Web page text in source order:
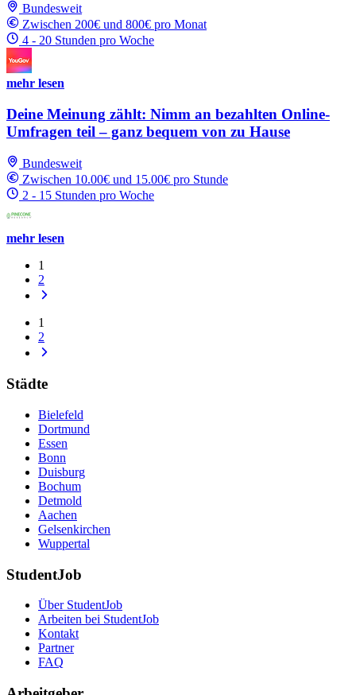
Bundesweit
Zwischen 200€ und 800€ pro Monat
4 - 20 Stunden pro Woche
mehr lesen
Deine Meinung zählt: Nimm an bezahlten Online-
Umfragen teil – ganz bequem von zu Hause
Bundesweit
Zwischen 10.00€ und 15.00€ pro Stunde
2 - 15 Stunden pro Woche
mehr lesen
1
2
1
2
Städte
Bielefeld
Dortmund
Essen
Bonn
Duisburg
Bochum
Detmold
Aachen
Gelsenkirchen
Wuppertal
StudentJob
Über StudentJob
Arbeiten bei StudentJob
Kontakt
Partner
FAQ